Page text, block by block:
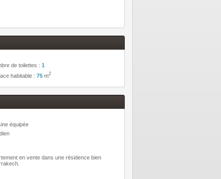
de toilettes : 1
habitable : 75 m2
équipée
en vente dans une résidence bien